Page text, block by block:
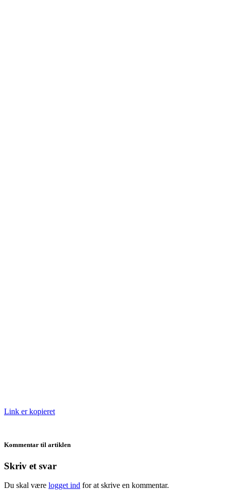
Link er kopieret
Kommentar til artiklen
Skriv et svar
Du skal være logget ind for at skrive en kommentar.